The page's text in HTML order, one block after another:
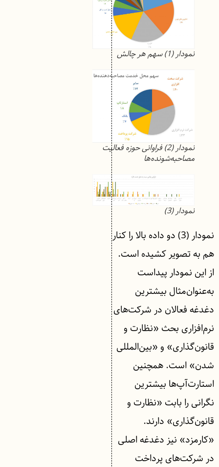
نمودار (1) سهم هر چالش‌
نمودار (2) فراوانی حوزه فعالیت
مصاحبه‌شونده‌ها
نمودار (3)
نمودار (3) دو داده بالا را کنار
هم به تصویر کشیده است.
از این نمودار پیداست
به‌عنوان‌مثال بیشترین
دغدغه فعالان در شرکت‌های
نرم‌افزاری بحث «نظارت و
قانون‌گذاری» و «بین‌المللی
شدن» است. همچنین
استارت‌آپ‌ها بیشترین
نگرانی را بابت «نظارت و
قانون‌گذاری» دارند.
«کارمزد» نیز دغدغه اصلی
در شرکت‌های پرداخت